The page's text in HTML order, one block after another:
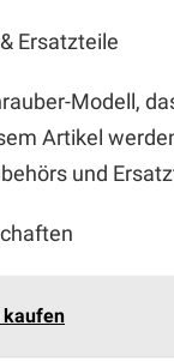
Ersatzteile
Modell,
Artikel
und
kaufen